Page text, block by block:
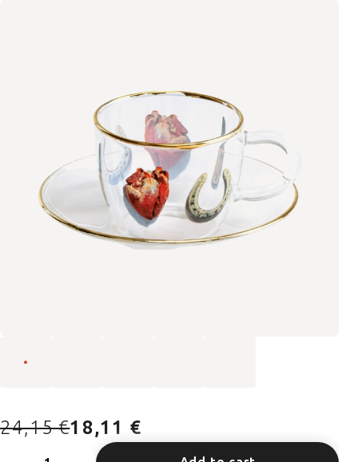
24,15 €18,11 €